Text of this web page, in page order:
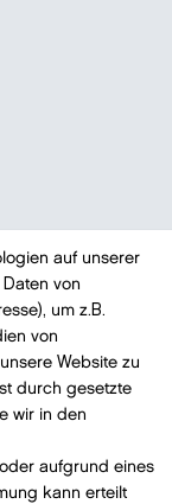
PayPal
auf unserer
von
um z.B.
von
Website zu
durch gesetzte
wir in den
aufgrund eines
kann erteilt